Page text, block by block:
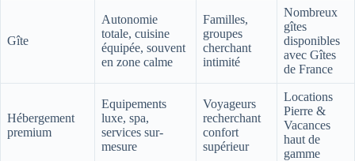
Gîte
Autonomie
totale, cuisine
équipée, souvent
en zone calme
Familles,
groupes
cherchant
intimité
Nombreux
gîtes
disponibles
avec Gîtes
de France
Hébergement
premium
Equipements
luxe, spa,
services sur-
mesure
Voyageurs
recherchant
confort
supérieur
Locations
Pierre &
Vacances
haut de
gamme